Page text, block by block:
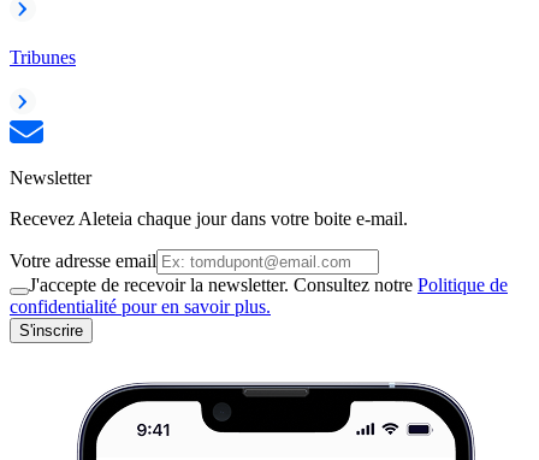
Tribunes
Newsletter
Recevez Aleteia chaque jour dans votre boite e-mail.
Votre adresse email
J'accepte de recevoir la newsletter. Consultez notre Politique de
confidentialité pour en savoir plus.
S'inscrire